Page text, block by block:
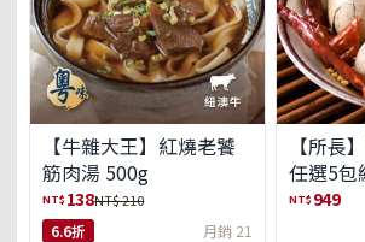
【牛雜大王】紅燒老饕
筋肉湯 500g
NT$ 138NT$ 210
6.6折 月銷 21
【所長
任選5包
NT$ 949